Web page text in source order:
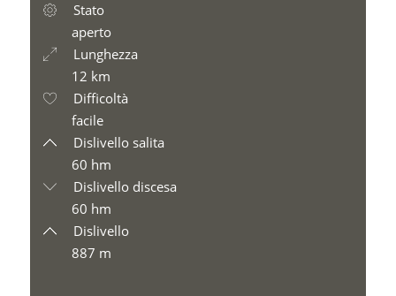
Stato
aperto
Lunghezza
12 km
Difficoltà
facile
Dislivello salita
60 hm
Dislivello discesa
60 hm
Dislivello
887 m